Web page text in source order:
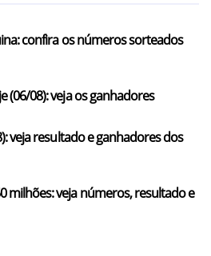
confira os números sorteados
(06/08): veja os ganhadores
veja resultado e ganhadores dos
milhões: veja números, resultado e